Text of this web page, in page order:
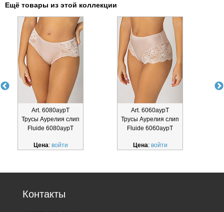
Ещё товары из этой коллекции
Art. 6080аурТ
Трусы Аурелия слип
Fluide 6080аурТ
Цена: войти
Art. 6060аурТ
Трусы Аурелия слип
Fluide 6060аурТ
Цена: войти
Контакты